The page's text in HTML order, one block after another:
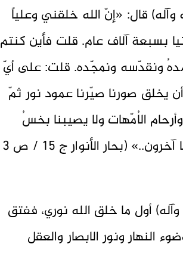
قال: «إنّ الله خلقني وعلياً
بسبعة آلاف عام. قلت فأين كنتم
ونقدّسه ونمجّده. قلت: على أيّ
يخلق صورنا صيّرنا عمود نور ثمّ
الاُمّهات ولا يصيبنا بخسُ
الشرك ولا سفاحُ الكفر يسعد بنا قوم ويشقي بنا آخرون..» (بحار الأنوار ج 15 / ص 3
أول ما خلق الله نوري، ففتق
ونور الابصار والعقل